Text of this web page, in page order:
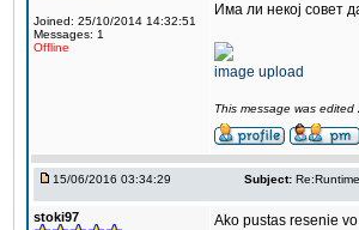
Joined: 25/10/2014 14:32:51
Messages: 1
Offline
Има ли некој совет
image upload
This message was
15/06/2016 03:34:29 Subject:
stoki97 Ako pustas resenie